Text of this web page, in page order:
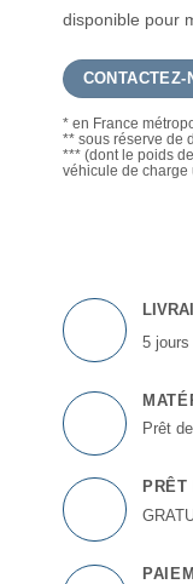
disponible pour
CONTACTEZ-
* en France
** sous réserve de
*** (dont le poids
véhicule de charge
5 jours
Prêt